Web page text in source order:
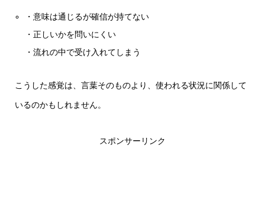
・意味は通じるが確信が持てない
・正しいかを問いにくい
・流れの中で受け入れてしまう
こうした感覚は、言葉そのものより、使われる状況に関係して
いるのかもしれません。
スポンサーリンク